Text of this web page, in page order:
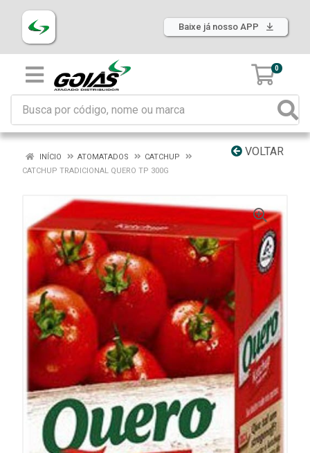
Baixe já nosso APP
0
VOLTAR
INÍCIO ATOMATADOS
CATCHUP
CATCHUP TRADICIONAL QUERO TP 300G